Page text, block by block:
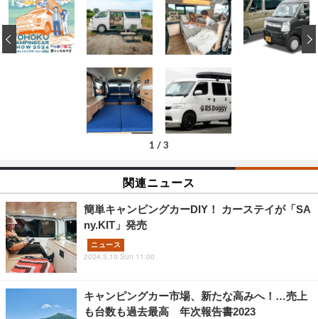
インタビュー
イベント告知 イベントレポート
1 / 3
‹
関連ニュース
簡単キャンピングカーDIY！ カーステイが「SA
ny.KIT」発売
ニュース
2024.3.10 Sun 11:00
キャンピングカー市場、新たな高みへ！…売上
も台数も過去最高 年次報告書2023